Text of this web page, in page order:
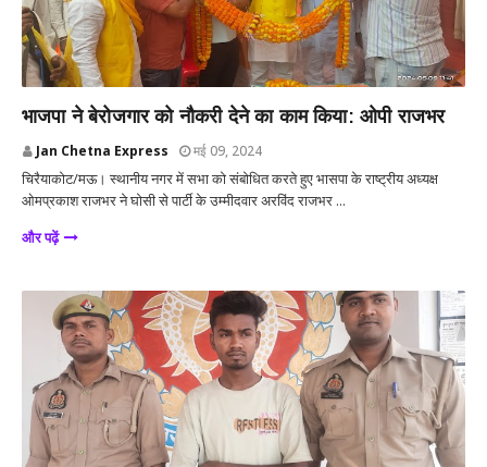
भाजपा ने बेरोजगार को नौकरी देने का काम किया: ओपी राजभर
Jan Chetna Express मई 09, 2024
चिरैयाकोट/मऊ। स्थानीय नगर में सभा को संबोधित करते हुए भासपा के राष्ट्रीय अध्यक्ष
ओमप्रकाश राजभर ने घोसी से पार्टी के उम्मीदवार अरविंद राजभर ...
और पढ़ें